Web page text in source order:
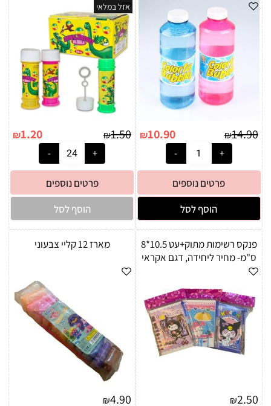
₪14.90
₪10.90
פרטים נוספים
הוסף לסל
אזל במלאי
₪1.50
₪1.20
פרטים נוספים
הוסף לסל
פנקס רשימות מתוק+עט 10.5*8
ס"מ- מחיר ליחידה, דגם אקראי
₪2.50
מארז 12 קליי צבעוני
₪4.90